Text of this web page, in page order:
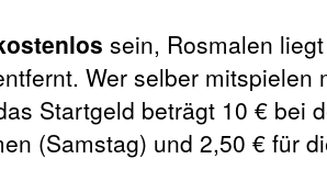
sein, Rosmalen
Wer selber mitspielen
Startgeld beträgt 10 € bei
(Samstag) und 2,50 € für